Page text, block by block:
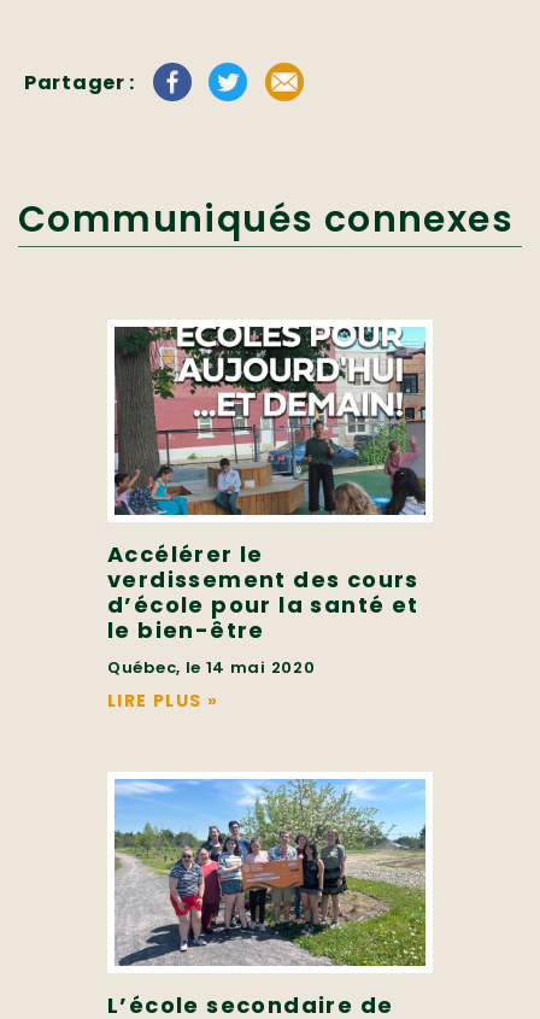
Partager :
Communiqués connexes
Accélérer le
verdissement des cours
d’école pour la santé et
le bien-être
Québec, le 14 mai 2020
LIRE PLUS »
L’école secondaire de